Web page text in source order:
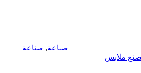
صناعة, صناعة
ملابس